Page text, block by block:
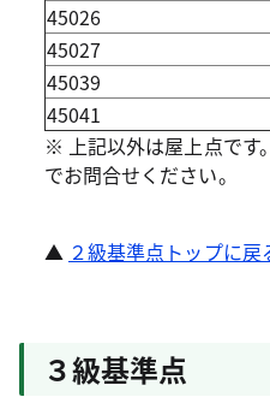
45026
45027
45039
45041
※ 上記以外は屋上点です
でお問合せください。
▲ ２級基準点トップに戻
３級基準点